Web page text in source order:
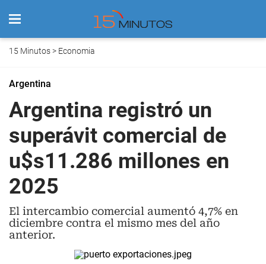
15 Minutos> Economia
Argentina
Argentina registró un
superávit comercial de
u$s11.286 millones en
2025
El intercambio comercial aumentó 4,7% en
diciembre contra el mismo mes del año
anterior.